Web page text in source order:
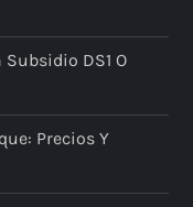
DS1 O
Precios Y